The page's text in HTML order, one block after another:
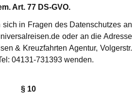
Art. 77 DS-GVO.
in Fragen des Datenschutzes an
oder an die Adresse
& Kreuzfahrten Agentur, Volgerstr.
04131-731393 wenden.
§ 10